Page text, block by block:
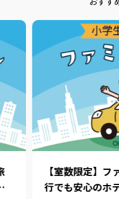
【室数限定】
行でも安心のホ